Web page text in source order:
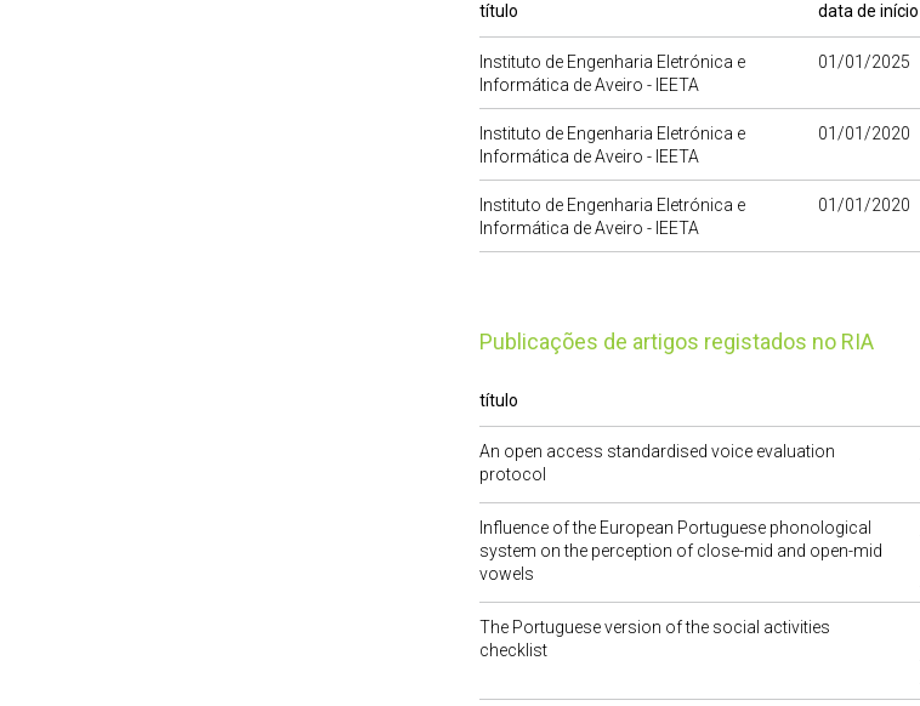
título data de início
Instituto de Engenharia Eletrónica e
Informática de Aveiro - IEETA
01/01/2025
Instituto de Engenharia Eletrónica e
Informática de Aveiro - IEETA
01/01/2020
Instituto de Engenharia Eletrónica e
Informática de Aveiro - IEETA
01/01/2020
publicações de artigos registados no RIA
título
An open access standardised voice evaluation
protocol
Influence of the European Portuguese phonological
system on the perception of close-mid and open-mid
vowels
The Portuguese version of the social activities
checklist